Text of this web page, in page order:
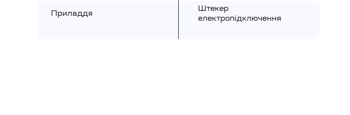
Приладдя
Штекер
електропідключення